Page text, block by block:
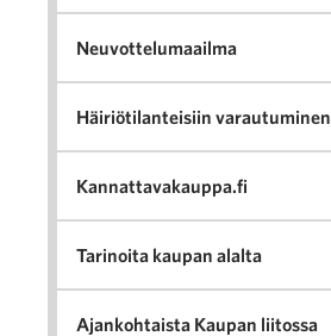
Neuvottelumaailma
Häiriötilanteisiin varautuminen
Kannattavakauppa.fi
Tarinoita kaupan alalta
Ajankohtaista Kaupan liitossa